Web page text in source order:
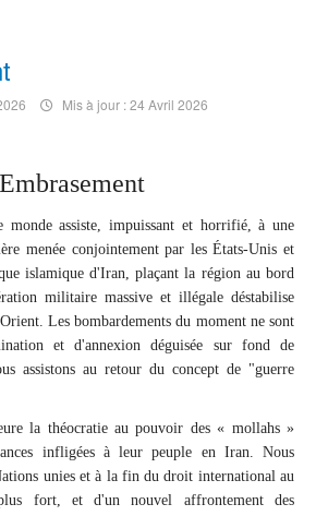
Mis à jour : 24 Avril 2026
Embrasement
assiste, impuissant et horrifié, à une
menée conjointement par les États-Unis et
islamique d'Iran, plaçant la région au bord
militaire massive et illégale déstabilise
Les bombardements du moment ne sont
et d'annexion déguisée sur fond de
assistons au retour du concept de "guerre
la théocratie au pouvoir des « mollahs »
infligées à leur peuple en Iran. Nous
unies et à la fin du droit international au
fort, et d'un nouvel affrontement des